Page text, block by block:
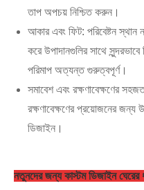
তাপ অপচয় নিশ্চিত করুন।
আকার এবং ফিট: পরিবেষ্টন স্থান
করে উপাদানগুলির সাথে
পরিমাপ অত্যন্ত গুরুত্বপূর্ণ।
সমাবেশ এবং রক্ষণাবেক্ষণের
রক্ষণাবেক্ষণের প্রয়োজনের জন্য
ডিজাইন।
নতুনদের জন্য কাস্টম ডিজাইন ঘেরের